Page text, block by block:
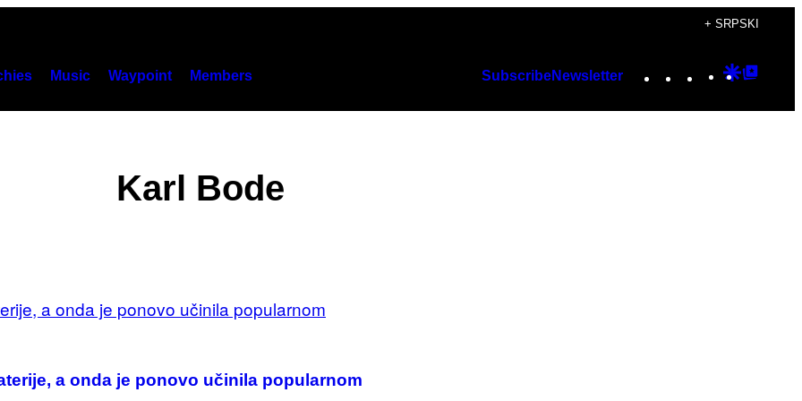
+ SRPSKI
Music Waypoint Members SubscribeNewsletter Instagram
TikTok
YouTube
Google
Karl Bode
a onda je ponovo učinila popularnom